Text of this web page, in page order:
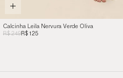
Calcinha Leila Nervura Verde Oliva
R$ 249R$ 125